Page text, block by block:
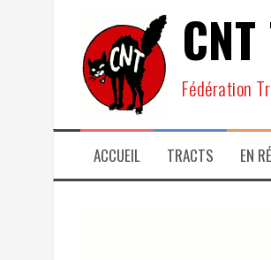
Fédération
ACCUEIL TRACTS EN